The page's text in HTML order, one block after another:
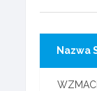
Nazwa